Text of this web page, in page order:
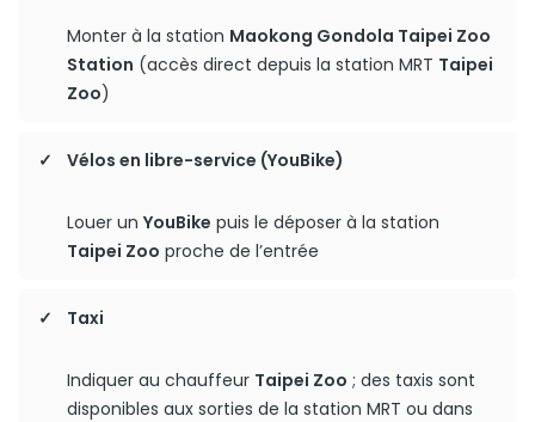
Monter à la station Maokong Gondola Taipei Zoo
Station (accès direct depuis la station MRT Taipei
Zoo)
Vélos en libre-service (YouBike)
Louer un YouBike puis le déposer à la station
Taipei Zoo proche de l’entrée
Taxi
Indiquer au chauffeur Taipei Zoo ; des taxis sont
disponibles aux sorties de la station MRT ou dans